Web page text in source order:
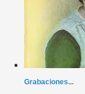
Grabaciones...